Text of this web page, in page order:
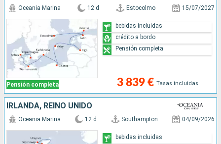
Pensión completa
Oceania Marina 12 d Estocolmo 15/07/2027
3 839 € Tasas incluidas
bebidas incluidas
crédito a bordo
Pensión completa
IRLANDA, REINO UNIDO
Oceania Marina 12 d Southampton 04/09/2026
bebidas incluidas